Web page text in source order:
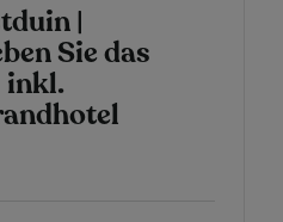
|
Sie das
inkl.